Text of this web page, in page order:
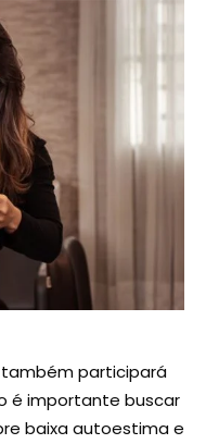
também participará
é importante buscar
baixa autoestima e